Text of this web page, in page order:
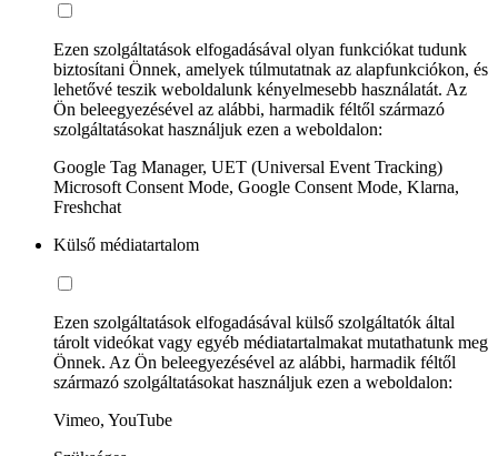
Ezen szolgáltatások elfogadásával olyan funkciókat tudunk
biztosítani Önnek, amelyek túlmutatnak az alapfunkciókon, és
lehetővé teszik weboldalunk kényelmesebb használatát. Az
Ön beleegyezésével az alábbi, harmadik féltől származó
szolgáltatásokat használjuk ezen a weboldalon:
Google Tag Manager, UET (Universal Event Tracking)
Microsoft Consent Mode, Google Consent Mode, Klarna,
Freshchat
Külső médiatartalom
Ezen szolgáltatások elfogadásával külső szolgáltatók által
tárolt videókat vagy egyéb médiatartalmakat mutathatunk meg
Önnek. Az Ön beleegyezésével az alábbi, harmadik féltől
származó szolgáltatásokat használjuk ezen a weboldalon:
Vimeo, YouTube